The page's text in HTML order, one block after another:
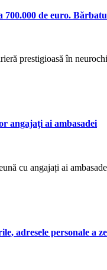
de euro.
prestigioasă în
angajaţi ai ambasadei
cu angajați ai
adresele personale a